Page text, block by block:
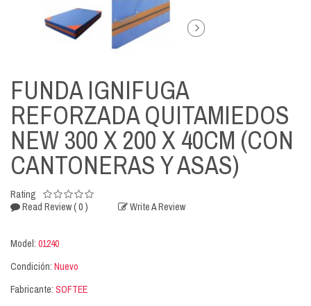
FUNDA IGNIFUGA
REFORZADA QUITAMIEDOS
NEW 300 X 200 X 40CM (CON
CANTONERAS Y ASAS)
Rating
Read Review( 0 ) Write A Review
Model: 01240
Condición: Nuevo
Fabricante: SOFTEE